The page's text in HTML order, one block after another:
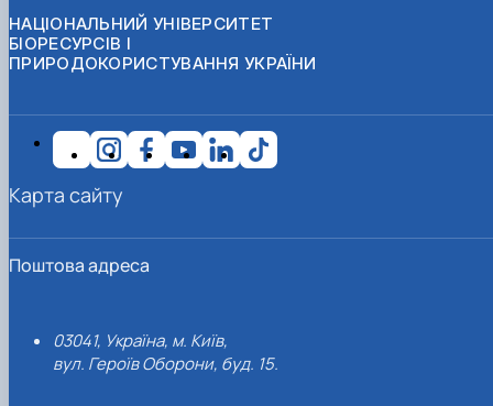
НАЦІОНАЛЬНИЙ УНІВЕРСИТЕТ
БІОРЕСУРСІВ І
ПРИРОДОКОРИСТУВАННЯ УКРАЇНИ
Поштова адреса
03041, Україна, м. Київ,
вул. Героїв Оборони, буд. 15.
Карта сайту